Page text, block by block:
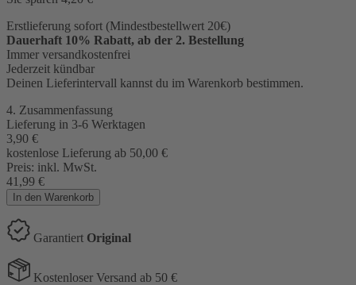
Erstlieferung sofort (Mindestbestellwert 20€)
Dauerhaft 10% Rabatt, ab der 2. Bestellung
Immer versandkostenfrei
Jederzeit kündbar
Deinen Lieferintervall kannst du im Warenkorb bestimmen.
4. Zusammenfassung
Lieferung in 3-6 Werktagen
3,90 €
kostenlose Lieferung ab 50,00 €
Preis: inkl. MwSt.
41,99 €
In den Warenkorb
Garantiert Original
Kostenloser Versand ab 50 €